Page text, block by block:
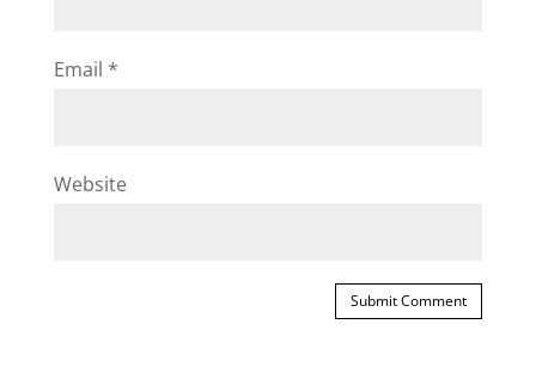
Email *
Website